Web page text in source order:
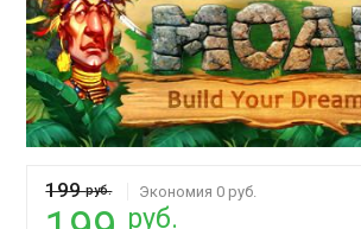
199руб. Экономия 0 руб.
руб.